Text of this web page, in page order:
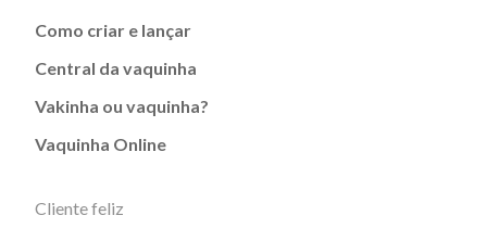
Como criar e lançar
Central da vaquinha
Vakinha ou vaquinha?
Vaquinha Online
Cliente feliz